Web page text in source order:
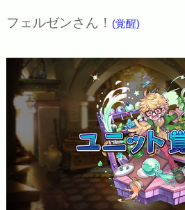
フェルゼンさん！ (覚醒)